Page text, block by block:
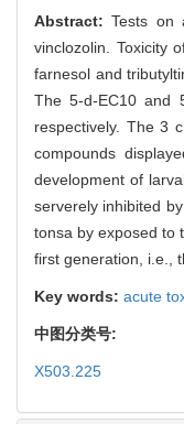
Abstract:Tests on
vinclozolin. Toxicity
farnesol and
The 5-d-EC10 and
respectively. The 3
compounds
development of
serverely inhibited
tonsa by exposed to
first generation, i.e.,
Key words: acute
中图分类号:
X503.225